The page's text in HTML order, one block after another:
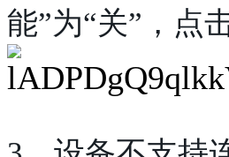
能”为“关”，点